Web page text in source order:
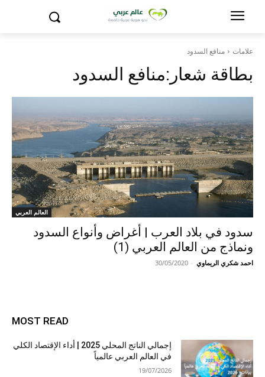
علامات منافع السدود
بطاقة شعار:منافع السدود
العالم العربي
سدود في بلاد العرب | أغراض وأنواع السدود
ونماذج من العالم العربي (1)
احمد شكري الريماوي -
30/05/2020
MOST READ
إجمالي الناتج المحلي 2025 | أداء الإقتصاد الكلي
في العالم العربي عالمياً
19/07/2026